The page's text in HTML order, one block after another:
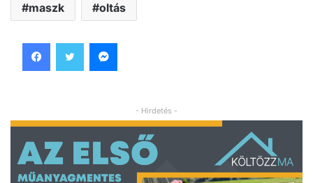
maszk oltás
- Hirdetés -